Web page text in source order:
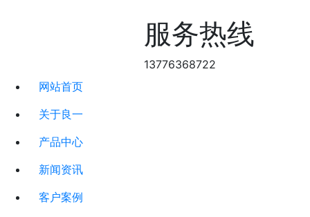
服务热线
13776368722
网站首页
关于良一
产品中心
新闻资讯
客户案例